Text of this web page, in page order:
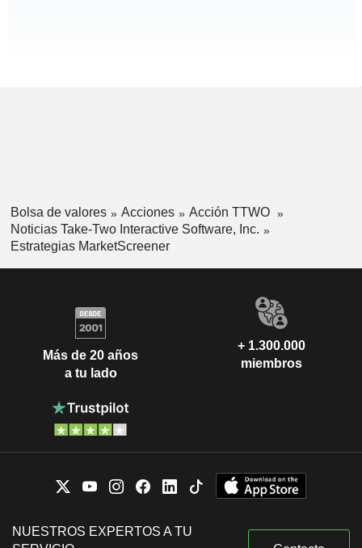
Bolsa de valores Acciones
Acción TTWO
Noticias Take-Two Interactive Software, Inc.
Estrategias MarketScreener
Más de 20 años
a tu lado
+ 1.300.000
miembros
NUESTROS EXPERTOS A TU